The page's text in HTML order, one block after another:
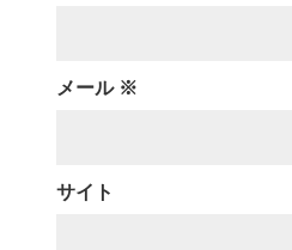
メール ※
サイト